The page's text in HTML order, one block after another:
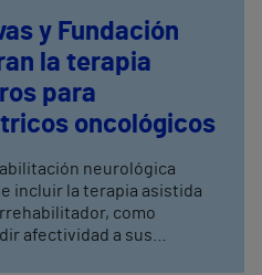
y Fundación
la terapia
para
oncológicos
neurológica
incluir la terapia asistida
como
afectividad a sus